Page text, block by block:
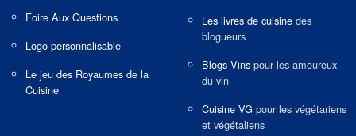
Foire Aux Questions
Logo personnalisable
Le jeu des Royaumes de la
Cuisine
Les livres de cuisine des
blogueurs
Blogs Vins pour les amoureux
du vin
Cuisine VG pour les végétariens
et végétaliens